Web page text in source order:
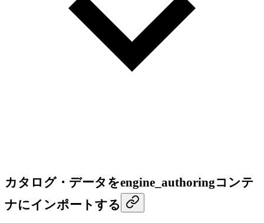
カタログ・データをengine_authoringコンテ
ナにインポートする